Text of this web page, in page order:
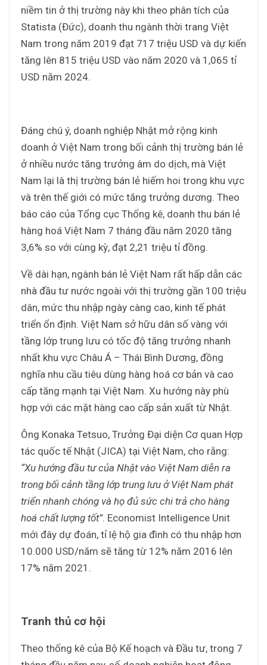
niềm tin ở thị trường này khi theo phân tích của
Statista (Đức), doanh thu ngành thời trang Việt
Nam trong năm 2019 đạt 717 triệu USD và dự kiến
tăng lên 815 triệu USD vào năm 2020 và 1,065 tỉ
USD năm 2024.
Đáng chú ý, doanh nghiệp Nhật mở rộng kinh
doanh ở Việt Nam trong bối cảnh thị trường bán lẻ
ở nhiều nước tăng trưởng âm do dịch, mà Việt
Nam lại là thị trường bán lẻ hiếm hoi trong khu vực
và trên thế giới có mức tăng trưởng dương. Theo
báo cáo của Tổng cục Thống kê, doanh thu bán lẻ
hàng hoá Việt Nam 7 tháng đầu năm 2020 tăng
3,6% so với cùng kỳ, đạt 2,21 triệu tỉ đồng.
Về dài hạn, ngành bán lẻ Việt Nam rất hấp dẫn các
nhà đầu tư nước ngoài với thị trường gần 100 triệu
dân, mức thu nhập ngày càng cao, kinh tế phát
triển ổn định. Việt Nam sở hữu dân số vàng với
tầng lớp trung lưu có tốc độ tăng trưởng nhanh
nhất khu vực Châu Á – Thái Bình Dương, đồng
nghĩa nhu cầu tiêu dùng hàng hoá cơ bản và cao
cấp tăng mạnh tại Việt Nam. Xu hướng này phù
hợp với các mặt hàng cao cấp sản xuất từ Nhật.
Ông Konaka Tetsuo, Trưởng Đại diện Cơ quan Hợp
tác quốc tế Nhật (JICA) tại Việt Nam, cho rằng:
“Xu hướng đầu tư của Nhật vào Việt Nam diễn ra
trong bối cảnh tầng lớp trung lưu ở Việt Nam phát
triển nhanh chóng và họ đủ sức chi trả cho hàng
hoá chất lượng tốt”. Economist Intelligence Unit
mới đây dự đoán, tỉ lệ hộ gia đình có thu nhập hơn
10.000 USD/năm sẽ tăng từ 12% năm 2016 lên
17% năm 2021.
Tranh thủ cơ hội
Theo thống kê của Bộ Kế hoạch và Đầu tư, trong 7